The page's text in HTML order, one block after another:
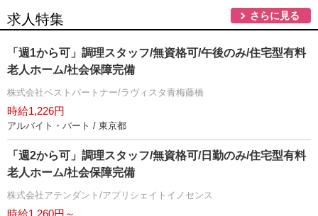
求人特集 さらに見る
「週1から可」調理スタッフ/無資格可/午後のみ/住宅型有料
老人ホーム/社会保障完備
株式会社ベストパートナー/ラヴィスタ青梅藤橋
時給1,226円
アルバイト・パート / 東京都
「週2から可」調理スタッフ/無資格可/日勤のみ/住宅型有料
老人ホーム/社会保障完備
株式会社アテンダント/アプリシェイトイノセンス
時給1,260円～